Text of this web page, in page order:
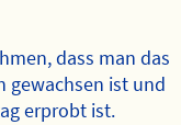
dass man das
gewachsen ist und
erprobt ist.